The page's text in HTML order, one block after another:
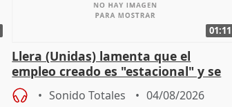
01:11
Llera (Unidas) lamenta que el
empleo creado es "estacional" y se
"esfumará" al acabar el verano
Sonido Totales 04/08/2026